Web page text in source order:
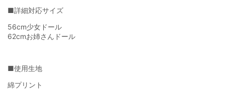
■詳細対応サイズ
56cm少女ドール
62cmお姉さんドール
■使用生地
綿プリント